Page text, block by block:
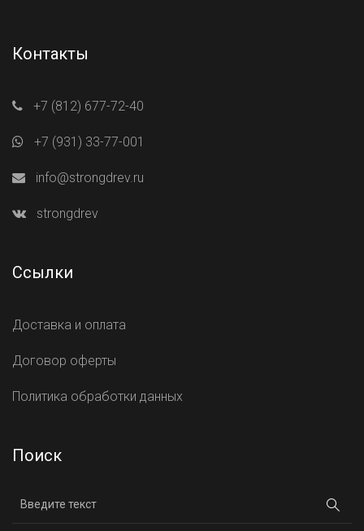
Контакты
+7 (812) 677-72-40
+7 (931) 33-77-001
info@strongdrev.ru
strongdrev
Ссылки
Доставка и оплата
Договор оферты
Политика обработки данных
Поиск